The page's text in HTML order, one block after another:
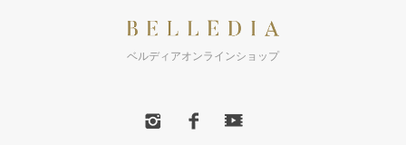
ベルディアオンラインショップ